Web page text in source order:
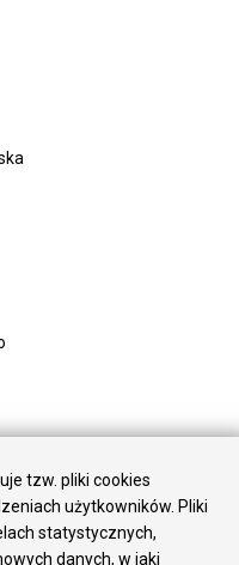
tzw. pliki cookies
użytkowników. Pliki
statystycznych,
danych, w jaki